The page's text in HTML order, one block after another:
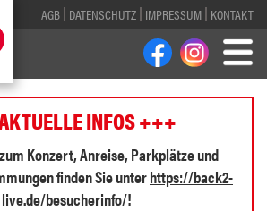
AGB DATENSCHUTZ IMPRESSUM KONTAKT
INFOS +++
Konzert, Anreise, Parkplätze und
finden Sie unterhttps://back2-
live.de/besucherinfo/!